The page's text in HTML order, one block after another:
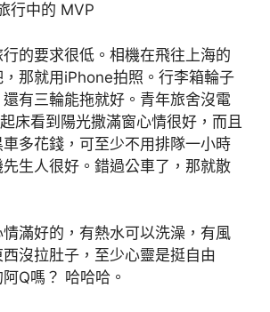
行中的 MVP
的要求很低。相機在飛往上海的
那就用iPhone拍照。行李箱輪子
有三輪能拖就好。青年旅舍沒電
床看到陽光撒滿窗心情很好，而且
多花錢，可至少不用排隊一小時
生人很好。錯過公車了，那就散
滿好的，有熱水可以洗澡，有風
沒拉肚子，至少心靈是挺自由
Q嗎？ 哈哈哈。